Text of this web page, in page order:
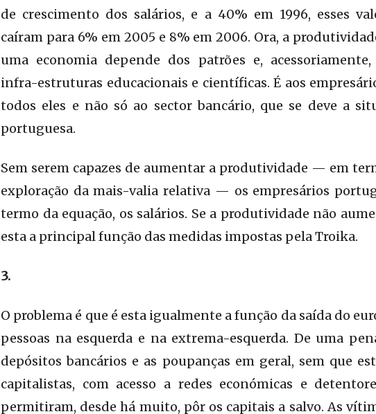
de crescimento dos salários, e a 40% em 1996, esses
caíram para 6% em 2005 e 8% em 2006. Ora, a
uma economia depende dos patrões e, acessoriamente,
infra-estruturas educacionais e científicas. É aos
todos eles e não só ao sector bancário, que se deve a
portuguesa.
Sem serem capazes de aumentar a produtividade — em
exploração da mais-valia relativa — os empresários
termo da equação, os salários. Se a produtividade não
esta a principal função das medidas impostas pela Troika.
3.
O problema é que é esta igualmente a função da saída do
pessoas na esquerda e na extrema-esquerda. De uma
depósitos bancários e as poupanças em geral, sem que
capitalistas, com acesso a redes económicas e
permitiram, desde há muito, pôr os capitais a salvo. As